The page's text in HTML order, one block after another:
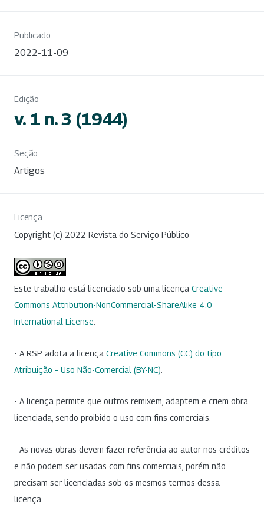
Publicado
2022-11-09
Edição
v. 1 n. 3 (1944)
Seção
Artigos
Licença
Copyright (c) 2022 Revista do Serviço Público
Este trabalho está licenciado sob uma licença Creative
Commons Attribution-NonCommercial-ShareAlike 4.0
International License
- A RSP adota a licença Creative Commons (CC) do tipo
Atribuição – Uso Não-Comercial (BY-NC)
- A licença permite que outros remixem, adaptem e criem obra
licenciada, sendo proibido o uso com fins comerciais.
- As novas obras devem fazer referência ao autor nos créditos
e não podem ser usadas com fins comerciais, porém não
precisam ser licenciadas sob os mesmos termos dessa
licença.